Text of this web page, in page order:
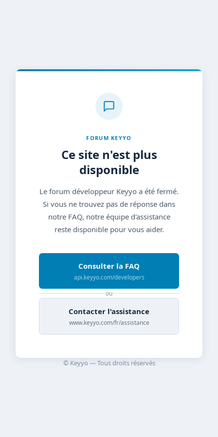
FORUM KEYYO
Ce site n'est plus
disponible
Le forum développeur Keyyo a été fermé.
Si vous ne trouvez pas de réponse dans
notre FAQ, notre équipe d'assistance
reste disponible pour vous aider.
Consulter la FAQ
api.keyyo.com/developers
ou
Contacter l'assistance
www.keyyo.com/fr/assistance
© Keyyo — Tous droits réservés